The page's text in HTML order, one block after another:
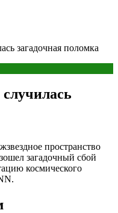
загадочная поломка
пространство
загадочный сбой
космического